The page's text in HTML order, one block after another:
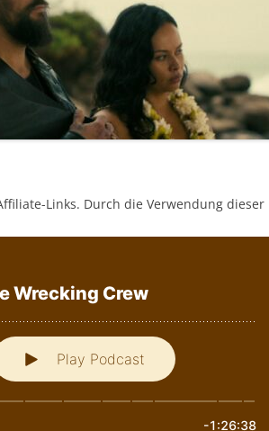
Links. Durch die Verwendung dieser